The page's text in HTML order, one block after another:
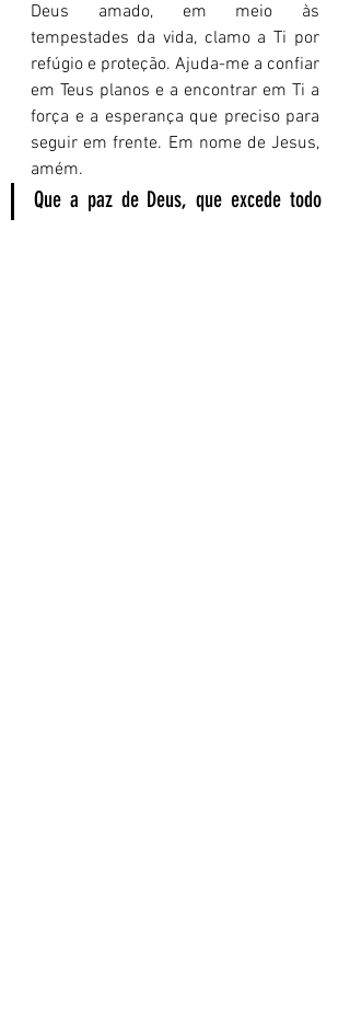
Deus amado, em meio às
tempestades da vida, clamo a Ti por
refúgio e proteção. Ajuda-me a confiar
em Teus planos e a encontrar em Ti a
força e a esperança que preciso para
seguir em frente. Em nome de Jesus,
amém.
Que a paz de Deus, que excede todo